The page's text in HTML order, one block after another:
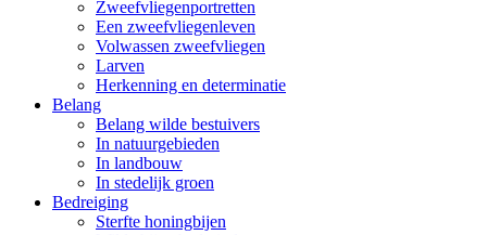
Zweefvliegenportretten
Een zweefvliegenleven
Volwassen zweefvliegen
Larven
Herkenning en determinatie
Belang
Belang wilde bestuivers
In natuurgebieden
In landbouw
In stedelijk groen
Bedreiging
Sterfte honingbijen